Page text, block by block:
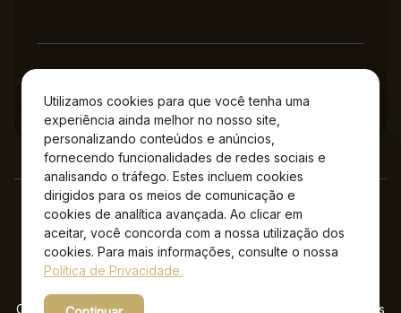
Utilizamos cookies para que você tenha uma
experiência ainda melhor no nosso site,
personalizando conteúdos e anúncios,
fornecendo funcionalidades de redes sociais e
analisando o tráfego. Estes incluem cookies
dirigidos para os meios de comunicação e
cookies de analítica avançada. Ao clicar em
aceitar, você concorda com a nossa utilização dos
cookies. Para mais informações, consulte o nossa
Política de Privacidade.
Administração
Copyright © 2026 Jockey Plaza Shopping – Todos os direitos